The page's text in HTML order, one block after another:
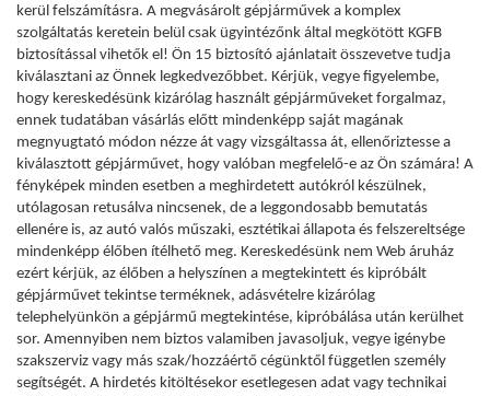
kerül felszámításra. A megvásárolt gépjárművek a komplex
szolgáltatás keretein belül csak ügyintézőnk által megkötött KGFB
biztosítással vihetők el! Ön 15 biztosító ajánlatait összevetve tudja
kiválasztani az Önnek legkedvezőbbet. Kérjük, vegye figyelembe,
hogy kereskedésünk kizárólag használt gépjárműveket forgalmaz,
ennek tudatában vásárlás előtt mindenképp saját magának
megnyugtató módon nézze át vagy vizsgáltassa át, ellenőriztesse a
kiválasztott gépjárművet, hogy valóban megfelelő-e az Ön számára! A
fényképek minden esetben a meghirdetett autókról készülnek,
utólagosan retusálva nincsenek, de a leggondosabb bemutatás
ellenére is, az autó valós műszaki, esztétikai állapota és felszereltsége
mindenképp élőben ítélhető meg. Kereskedésünk nem Web áruház
ezért kérjük, az élőben a helyszínen a megtekintett és kipróbált
gépjárművet tekintse terméknek, adásvételre kizárólag
telephelyünkön a gépjármű megtekintése, kipróbálása után kerülhet
sor. Amennyiben nem biztos valamiben javasoljuk, vegye igénybe
szakszerviz vagy más szak/hozzáértő cégünktől független személy
segítségét. A hirdetés kitöltésekor esetlegesen adat vagy technikai